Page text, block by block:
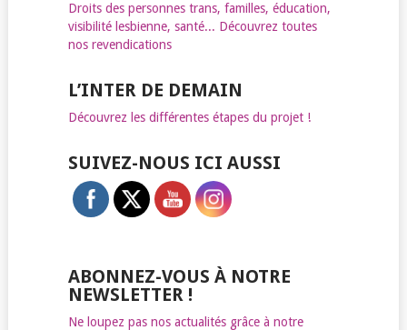
Droits des personnes trans, familles, éducation,
visibilité lesbienne, santé... Découvrez toutes
nos revendications
L’INTER DE DEMAIN
Découvrez les différentes étapes du projet !
SUIVEZ-NOUS ICI AUSSI
ABONNEZ-VOUS À NOTRE
NEWSLETTER !
Ne loupez pas nos actualités grâce à notre